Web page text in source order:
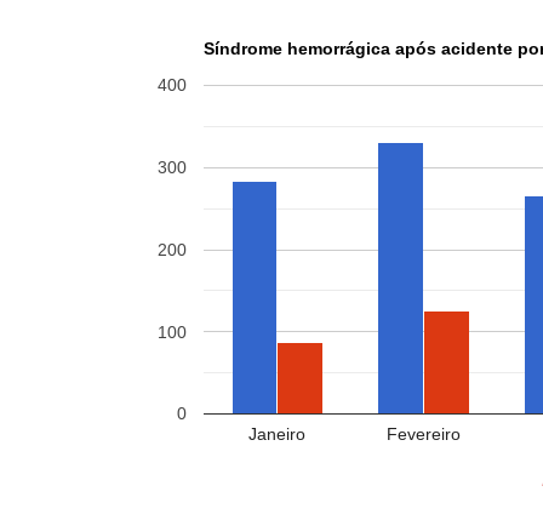
Síndrome hemorrágica após acidente
Janeiro Fevereiro
0
100
200
300
400